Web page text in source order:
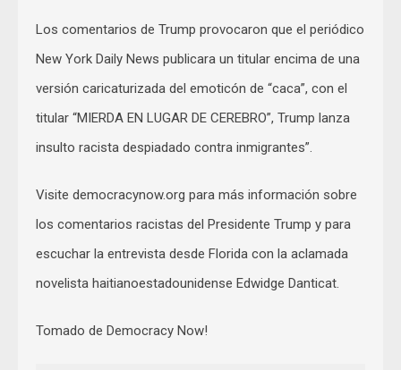
Los comentarios de Trump provocaron que el periódico
New York Daily News publicara un titular encima de una
versión caricaturizada del emoticón de “caca”, con el
titular “MIERDA EN LUGAR DE CEREBRO”, Trump lanza
insulto racista despiadado contra inmigrantes”.
Visite democracynow.org para más información sobre
los comentarios racistas del Presidente Trump y para
escuchar la entrevista desde Florida con la aclamada
novelista haitianoestadounidense Edwidge Danticat.
Tomado de Democracy Now!